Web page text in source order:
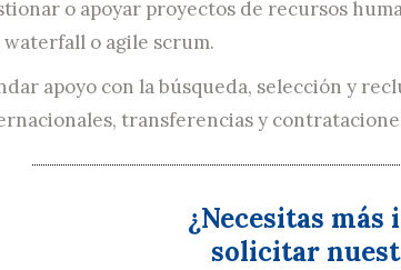
o apoyar proyectos de recursos
waterfall o agile scrum.
apoyo con la búsqueda, selección y
transferencias y
¿Necesitas
solicitar